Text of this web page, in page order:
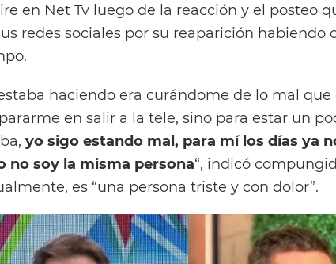
en Net Tv luego de la reacción y el posteo
redes sociales por su reaparición habiendo
haciendo era curándome de lo mal que
en salir a la tele, sino para estar un
yo sigo estando mal, para mí los días ya
no soy la misma persona“, indicó
es “una persona triste y con dolor”.